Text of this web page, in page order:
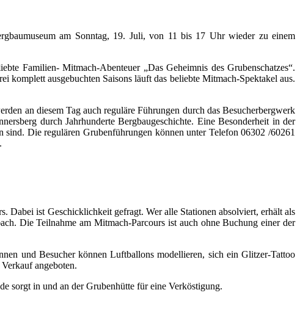
am Sonntag, 19. Juli, von 11 bis 17 Uhr wieder zu einem
Familien- Mitmach-Abenteuer „Das Geheimnis des Grubenschatzes“.
komplett ausgebuchten Saisons läuft das beliebte Mitmach-Spektakel aus.
an diesem Tag auch reguläre Führungen durch das Besucherbergwerk
durch Jahrhunderte Bergbaugeschichte. Eine Besonderheit in der
Die regulären Grubenführungen können unter Telefon 06302 /60261
Dabei ist Geschicklichkeit gefragt. Wer alle Stationen absolviert, erhält als
Die Teilnahme am Mitmach-Parcours ist auch ohne Buchung einer der
und Besucher können Luftballons modellieren, sich ein Glitzer-Tattoo
angeboten.
sorgt in und an der Grubenhütte für eine Verköstigung.